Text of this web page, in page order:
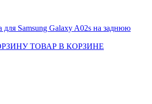
для Samsung Galaxy A02s на заднюю
ТОВАР В КОРЗИНЕ